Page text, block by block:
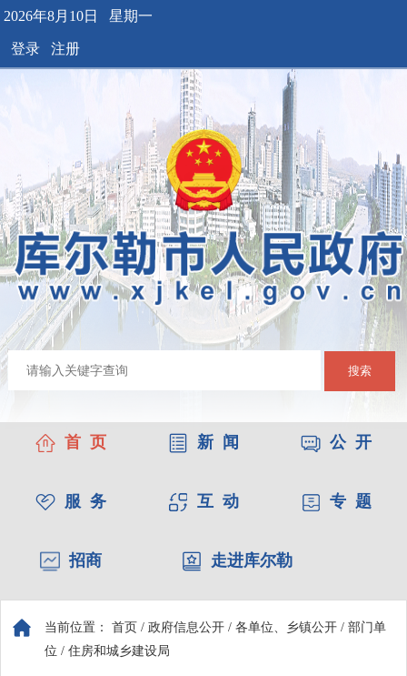
2026年8月10日 星期一
登录 注册
搜索
首 页 新 闻 公 开
服 务 互 动 专 题
招商 走进库尔勒
当前位置： 首页 / 政府信息公开 / 各单位、乡镇公开 / 部门单
位 / 住房和城乡建设局